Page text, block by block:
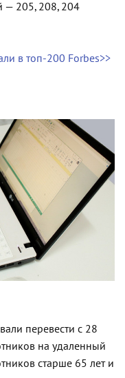
— 205, 208, 204
в топ-200 Forbes>>
перевести с 28
на удаленный
старше 65 лет и